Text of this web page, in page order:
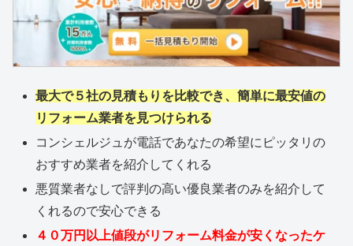
最大で５社の見積もりを比較でき、簡単に最安値の
リフォーム業者を見つけられる
コンシェルジュが電話であなたの希望にピッタリの
おすすめ業者を紹介してくれる
悪質業者なしで評判の高い優良業者のみを紹介して
くれるので安心できる
４０万円以上値段がリフォーム料金が安くなったケ